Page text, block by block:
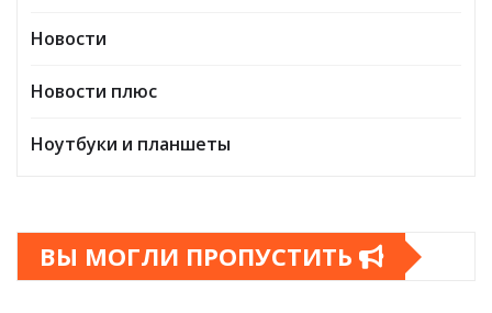
Новости
Новости плюс
Ноутбуки и планшеты
ВЫ МОГЛИ ПРОПУСТИТЬ